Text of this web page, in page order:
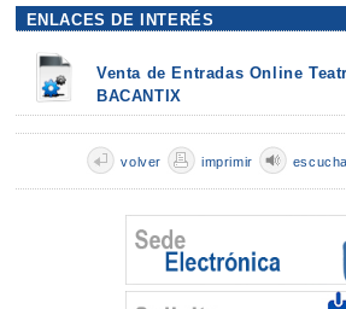
ENLACES DE INTERÉS
Venta de Entradas Online
BACANTIX
imprimir
volver